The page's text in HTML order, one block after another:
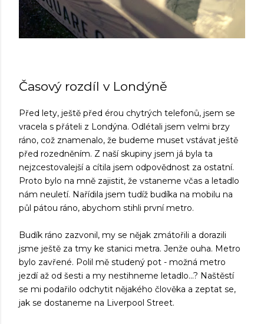
Časový rozdíl v Londýně
Před lety, ještě před érou chytrých telefonů, jsem se
vracela s přáteli z Londýna. Odlétali jsem velmi brzy
ráno, což znamenalo, že budeme muset vstávat ještě
před rozedněním. Z naší skupiny jsem já byla ta
nejzcestovalejší a cítila jsem odpovědnost za ostatní.
Proto bylo na mně zajistit, že vstaneme včas a letadlo
nám neuletí. Nařídila jsem tudíž budíka na mobilu na
půl pátou ráno, abychom stihli první metro.
Budík ráno zazvonil, my se nějak zmátořili a dorazili
jsme ještě za tmy ke stanici metra. Jenže ouha. Metro
bylo zavřené. Polil mě studený pot - možná metro
jezdí až od šesti a my nestihneme letadlo...? Naštěstí
se mi podařilo odchytit nějakého člověka a zeptat se,
jak se dostaneme na Liverpool Street.